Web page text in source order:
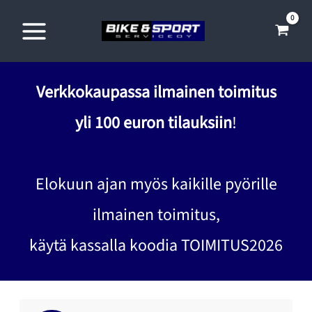
sisältöön
Verkkokaupassa ilmainen toimitus
yli 100 euron tilauksiin!
Elokuun ajan myös kaikille pyörille
ilmainen toimitus,
käytä kassalla koodia TOIMITUS2026